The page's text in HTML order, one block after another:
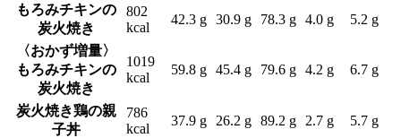
もろみチキンの
炭火焼き
802
kcal
42.3 g 30.9 g 78.3 g 4.0 g 5.2 g
〈おかず増量〉
もろみチキンの
炭火焼き
1019
kcal
59.8 g 45.4 g 79.6 g 4.2 g 6.7 g
炭火焼き鶏の親
子丼
786
kcal
37.9 g 26.2 g 89.2 g 2.7 g 5.7 g